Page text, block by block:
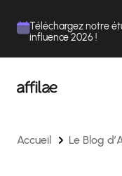
Téléchargez notre
influence 2026 !
Accueil Le Blog